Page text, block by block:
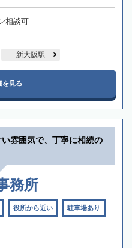
相談可
新大阪駅
を見る
い雰囲気で、丁寧に相続の
務所
役所から近い 駐車場あり